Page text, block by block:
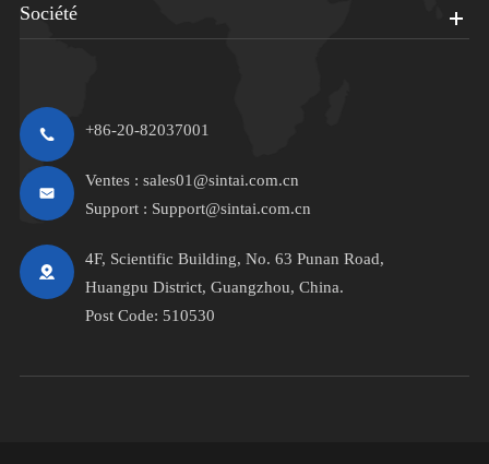
Société
+86-20-82037001
Ventes : sales01@sintai.com.cn
Support : Support@sintai.com.cn
4F, Scientific Building, No. 63 Punan Road,
Huangpu District, Guangzhou, China.
Post Code: 510530